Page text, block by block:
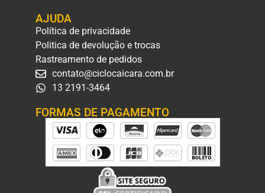
AJUDA
Política de privacidade
Politica de devolução e trocas
Rastreamento de pedidos
contato@ciclocaicara.com.br
13 2191-3464
FORMAS DE PAGAMENTO